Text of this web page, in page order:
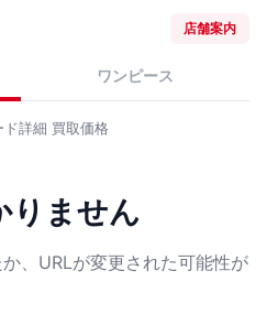
店舗案内
ワンピース
ド詳細 買取価格
りません
、URLが変更された可能性が